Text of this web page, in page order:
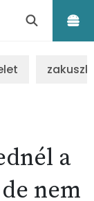
a
nem